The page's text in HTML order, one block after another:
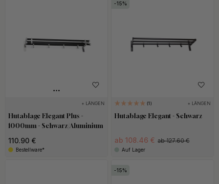
+ LÄNGEN
Hutablage Elegant Plus -
1000mm - Schwarz/Aluminium
110.90 €
Bestellware*
15
1 + LÄNGEN
Hutablage Elegant - Schwarz
ab 108.46 € ab 127.60 €
Auf Lager
15